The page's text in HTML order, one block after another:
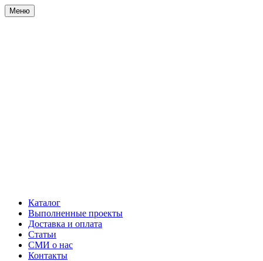
Меню
Каталог
Выполненные проекты
Доставка и оплата
Статьи
СМИ о нас
Контакты